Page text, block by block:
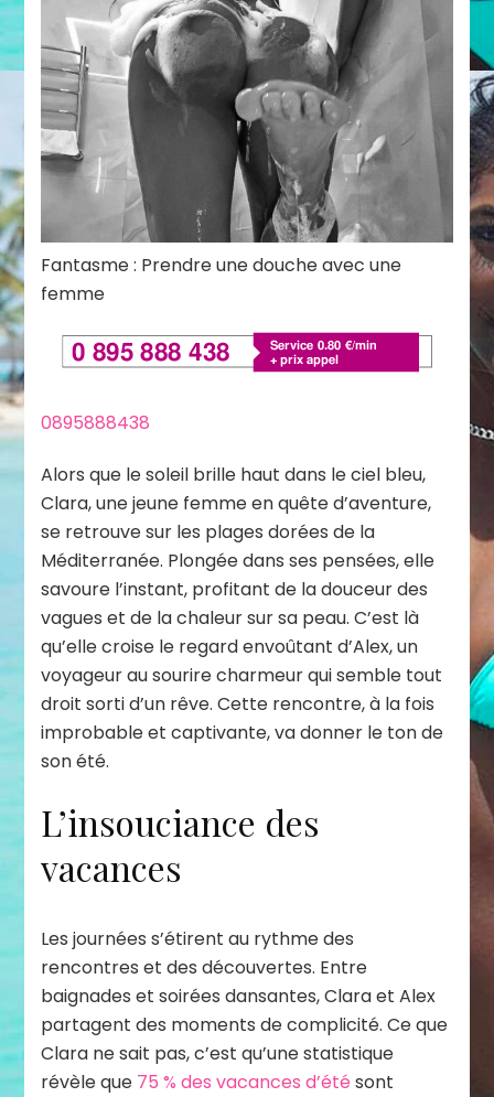
Fantasme : Prendre une douche avec une
femme
0895888438
Alors que le soleil brille haut dans le ciel bleu,
Clara, une jeune femme en quête d’aventure,
se retrouve sur les plages dorées de la
Méditerranée. Plongée dans ses pensées, elle
savoure l’instant, profitant de la douceur des
vagues et de la chaleur sur sa peau. C’est là
qu’elle croise le regard envoûtant d’Alex, un
voyageur au sourire charmeur qui semble tout
droit sorti d’un rêve. Cette rencontre, à la fois
improbable et captivante, va donner le ton de
son été.
L’insouciance des
vacances
Les journées s’étirent au rythme des
rencontres et des découvertes. Entre
baignades et soirées dansantes, Clara et Alex
partagent des moments de complicité. Ce que
Clara ne sait pas, c’est qu’une statistique
révèle que 75 % des vacances d’été sont